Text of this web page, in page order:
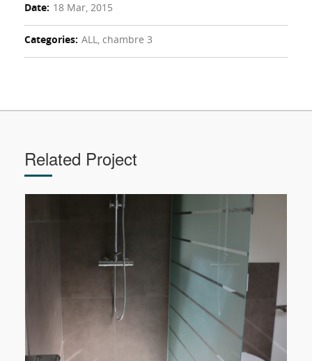
Date: 18 Mar, 2015
Categories: ALL, chambre 3
Related Project